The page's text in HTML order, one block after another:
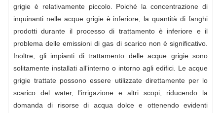
grigie è relativamente piccolo. Poiché la concentrazione di
inquinanti nelle acque grigie è inferiore, la quantità di fanghi
prodotti durante il processo di trattamento è inferiore e il
problema delle emissioni di gas di scarico non è significativo.
Inoltre, gli impianti di trattamento delle acque grigie sono
solitamente installati all'interno o intorno agli edifici. Le acque
grigie trattate possono essere utilizzate direttamente per lo
scarico del water, l'irrigazione e altri scopi, riducendo la
domanda di risorse di acqua dolce e ottenendo evidenti